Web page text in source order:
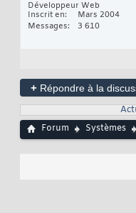
Développeur Web
Inscrit en
Mars 2004
Messages
3 610
+ Répondre à la
Forum
Systèmes